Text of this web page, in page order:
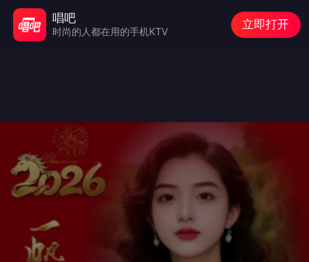
唱吧
时尚的人都在用的手机KTV
立即打开